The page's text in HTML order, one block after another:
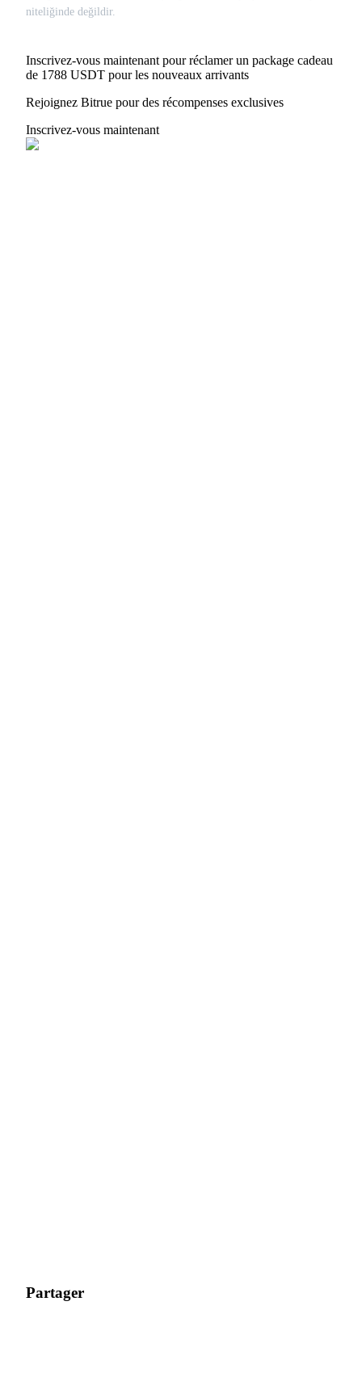
niteliğinde değildir.
Inscrivez-vous maintenant pour réclamer un package cadeau
de 1788 USDT pour les nouveaux arrivants
Rejoignez Bitrue pour des récompenses exclusives
Inscrivez-vous maintenant
Partager